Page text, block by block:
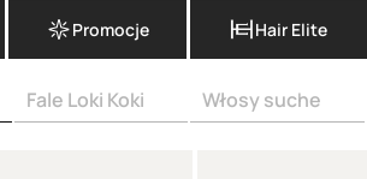
Promocje Hair Elite
Fale Loki Koki Włosy suche